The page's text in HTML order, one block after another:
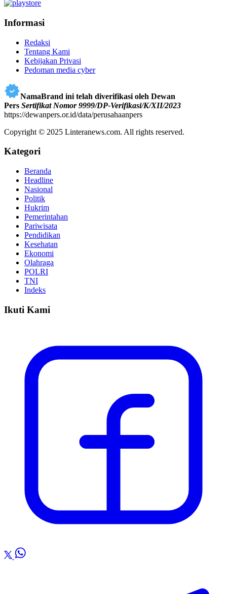
Informasi
Redaksi
Tentang Kami
Kebijakan Privasi
Pedoman media cyber
NamaBrand ini telah diverifikasi oleh Dewan
Pers Sertifikat Nomor 9999/DP-Verifikasi/K/XII/2023
https://dewanpers.or.id/data/perusahaanpers
Copyright © 2025 Linteranews.com. All rights reserved.
Kategori
Beranda
Headline
Nasional
Politik
Hukrim
Pemerintahan
Pariwisata
Pendidikan
Kesehatan
Ekonomi
Olahraga
POLRI
TNI
Indeks
Ikuti Kami